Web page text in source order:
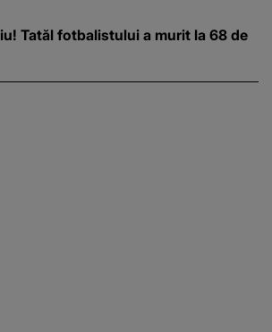
Tatăl fotbalistului a murit la 68 de